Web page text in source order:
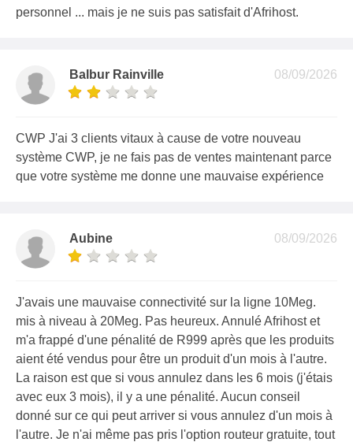
personnel ... mais je ne suis pas satisfait d'Afrihost.
08/09/2026
Balbur Rainville
CWP J'ai 3 clients vitaux à cause de votre nouveau
système CWP, je ne fais pas de ventes maintenant parce
que votre système me donne une mauvaise expérience
08/09/2026
Aubine
J'avais une mauvaise connectivité sur la ligne 10Meg.
mis à niveau à 20Meg. Pas heureux. Annulé Afrihost et
m'a frappé d'une pénalité de R999 après que les produits
aient été vendus pour être un produit d'un mois à l'autre.
La raison est que si vous annulez dans les 6 mois (j'étais
avec eux 3 mois), il y a une pénalité. Aucun conseil
donné sur ce qui peut arriver si vous annulez d'un mois à
l'autre. Je n'ai même pas pris l'option routeur gratuite, tout